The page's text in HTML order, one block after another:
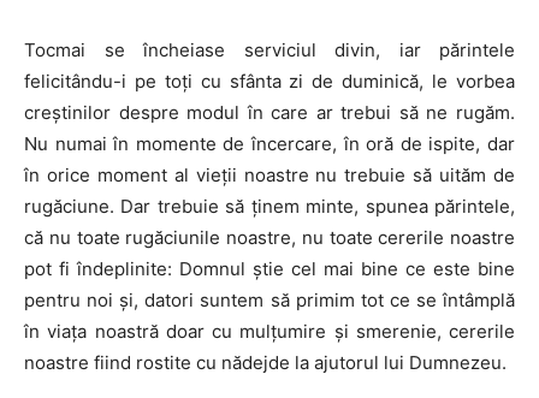
Tocmai se încheiase serviciul divin, iar părintele
felicitându-i pe toți cu sfânta zi de duminică, le vorbea
creștinilor despre modul în care ar trebui să ne rugăm.
Nu numai în momente de încercare, în oră de ispite, dar
în orice moment al vieții noastre nu trebuie să uităm de
rugăciune. Dar trebuie să ținem minte, spunea părintele,
că nu toate rugăciunile noastre, nu toate cererile noastre
pot fi îndeplinite: Domnul știe cel mai bine ce este bine
pentru noi și, datori suntem să primim tot ce se întâmplă
în viața noastră doar cu mulțumire și smerenie, cererile
noastre fiind rostite cu nădejde la ajutorul lui Dumnezeu.